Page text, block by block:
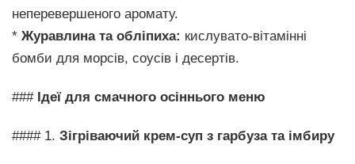
неперевершеного аромату.
* Журавлина та обліпиха: кислувато-вітамінні
бомби для морсів, соусів і десертів.
### Ідеї для смачного осіннього меню
#### 1. Зігріваючий крем-суп з гарбуза та імбиру